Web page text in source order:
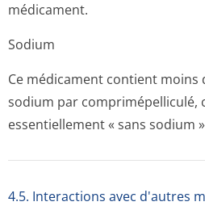
médicament.
Sodium
Ce médicament contient moins
sodium par comprimépelliculé,
essentiellement « sans sodium
4.5. Interactions avec d'autres